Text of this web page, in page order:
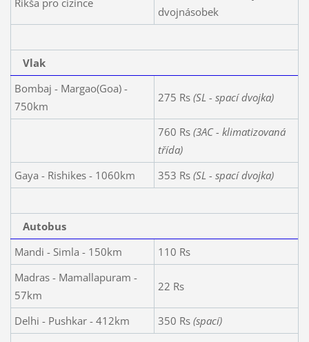
dvojnásobek
Vlak
Bombaj - Margao(Goa) -
750km
275 Rs (SL - spací dvojka)
760 Rs (3AC - klimatizovaná
třída)
Gaya - Rishikes - 1060km
353 Rs (SL - spací dvojka)
Autobus
Mandi - Simla - 150km
110 Rs
Madras - Mamallapuram -
57km
22 Rs
Delhi - Pushkar - 412km 350 Rs (spací)